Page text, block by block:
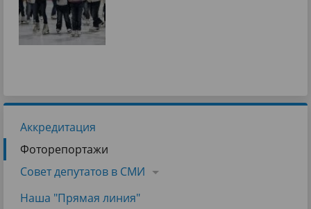
Аккредитация
Фоторепортажи
Совет депутатов в СМИ
Наша "Прямая линия"